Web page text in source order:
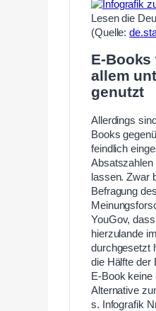
Lesen die
(Quelle:
E-Books
allem
genutzt
Allerdings
Books
feindlich
lassen. Zwar
Befragung des
YouGov,
hierzulande
durchgesetzt
die Hälfte der
E-Book
Alternative
s. Infografik